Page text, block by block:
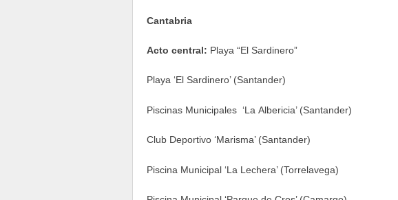
Cantabria
Acto central: Playa “El Sardinero”
Playa ‘El Sardinero’ (Santander)
Piscinas Municipales ‘La Albericia’ (Santander)
Club Deportivo ‘Marisma’ (Santander)
Piscina Municipal ‘La Lechera’ (Torrelavega)